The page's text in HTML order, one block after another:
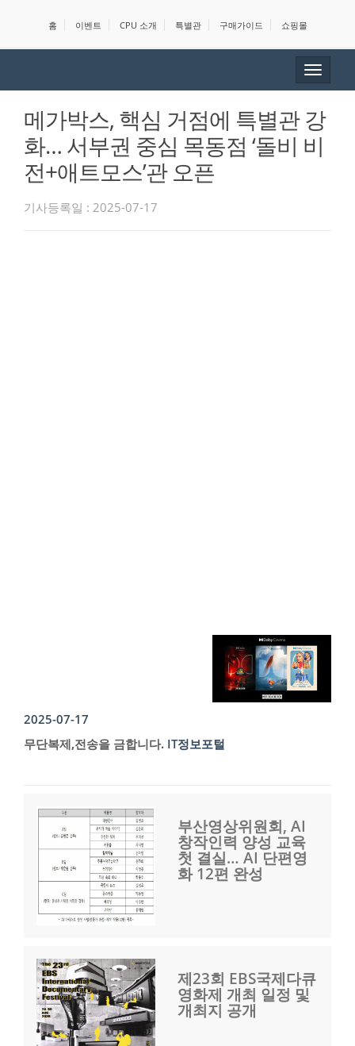
홈 이벤트 CPU 소개 특별관 구매가이드 쇼핑몰
Toggle
메가박스, 핵심 거점에 특별관 강
화… 서부권 중심 목동점 ‘돌비 비
전+애트모스’관 오픈
기사등록일 : 2025-07-17
2025-07-17
무단복제,전송을 금합니다. IT정보포털
부산영상위원회, AI
창작인력 양성 교육
첫 결실… AI 단편영
화 12편 완성
제23회 EBS국제다큐
영화제 개최 일정 및
개최지 공개